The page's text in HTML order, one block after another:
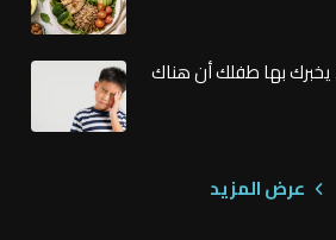
يخبرك بها طفلك أن هناك
عرض المزيد